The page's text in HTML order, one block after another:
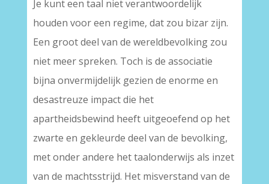
Je kunt een taal niet verantwoordelijk
houden voor een regime, dat zou bizar zijn.
Een groot deel van de wereldbevolking zou
niet meer spreken. Toch is de associatie
bijna onvermijdelijk gezien de enorme en
desastreuze impact die het
apartheidsbewind heeft uitgeoefend op het
zwarte en gekleurde deel van de bevolking,
met onder andere het taalonderwijs als inzet
van de machtsstrijd. Het misverstand van de